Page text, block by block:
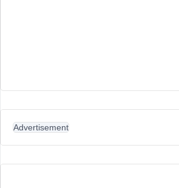
Advertisement